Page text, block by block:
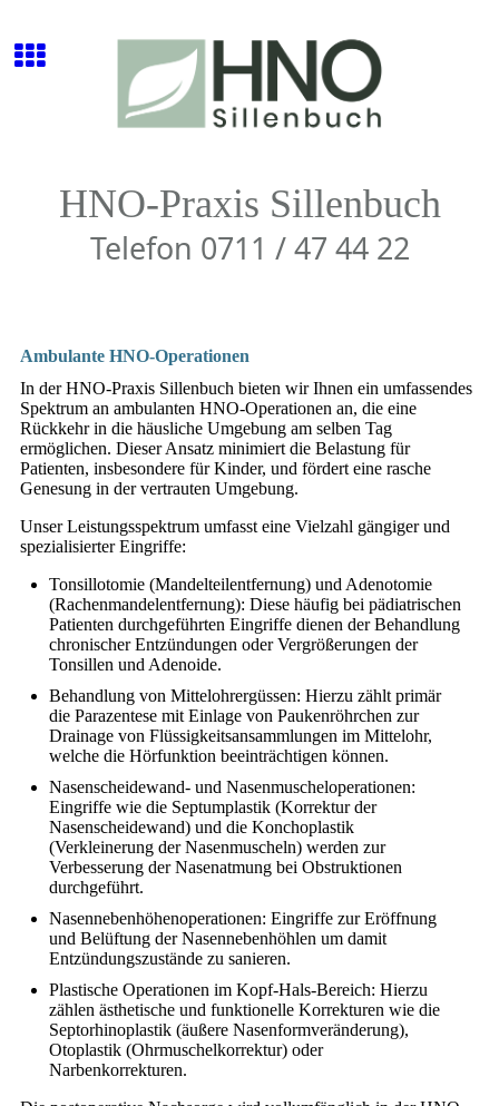
HNO-Praxis Sillenbuch
Telefon 0711 / 47 44 22
Ambulante HNO-Operationen
In der HNO-Praxis Sillenbuch bieten wir Ihnen ein umfassendes
Spektrum an ambulanten HNO-Operationen an, die eine
Rückkehr in die häusliche Umgebung am selben Tag
ermöglichen. Dieser Ansatz minimiert die Belastung für
Patienten, insbesondere für Kinder, und fördert eine rasche
Genesung in der vertrauten Umgebung.
Unser Leistungsspektrum umfasst eine Vielzahl gängiger und
spezialisierter Eingriffe:
Tonsillotomie (Mandelteilentfernung) und Adenotomie
(Rachenmandelentfernung): Diese häufig bei pädiatrischen
Patienten durchgeführten Eingriffe dienen der Behandlung
chronischer Entzündungen oder Vergrößerungen der
Tonsillen und Adenoide.
Behandlung von Mittelohrergüssen: Hierzu zählt primär
die Parazentese mit Einlage von Paukenröhrchen zur
Drainage von Flüssigkeitsansammlungen im Mittelohr,
welche die Hörfunktion beeinträchtigen können.
Nasenscheidewand- und Nasenmuscheloperationen:
Eingriffe wie die Septumplastik (Korrektur der
Nasenscheidewand) und die Konchoplastik
(Verkleinerung der Nasenmuscheln) werden zur
Verbesserung der Nasenatmung bei Obstruktionen
durchgeführt.
Nasennebenhöhenoperationen: Eingriffe zur Eröffnung
und Belüftung der Nasennebenhöhlen um damit
Entzündungszustände zu sanieren.
Plastische Operationen im Kopf-Hals-Bereich: Hierzu
zählen ästhetische und funktionelle Korrekturen wie die
Septorhinoplastik (äußere Nasenformveränderung),
Otoplastik (Ohrmuschelkorrektur) oder
Narbenkorrekturen.